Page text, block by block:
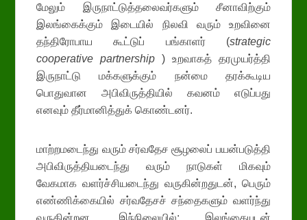
மேலும் இருநாட்டுத்தலைவர்களும் சீனாவிற்கும்
இலங்கைக்கும் இடையில் நிலவி வரும் உறவினை
தந்திரோபாய கூட்டுப் பங்காளர் (strategic
cooperative partnership ) உறவாகத் தரமுயர்த்தி
இருநாட்டு மக்களுக்கும் நன்மை தரக்கூடிய
பொதுவான அபிவிருத்தியில் கவனம் எடுப்பது
எனவும் தீர்மானித்துக் கொண்டனர்.
மாற்றமடைந்து வரும் சர்வதேச சூழலைப் பயன்படுத்தி
அபிவிருத்தியடைந்து வரும் நாடுகள் மிகவும்
வேகமாக வளர்ச்சியடைந்து வருகின்றதுடன், பெரும்
எண்ணிக்கையில் சர்வதேசச் சந்தைகளும் வளர்ந்து
வருகின்றன. இந்நிலையில்; இலங்கையுடன்